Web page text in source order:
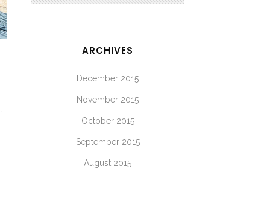
ARCHIVES
December 2015
November 2015
October 2015
September 2015
August 2015